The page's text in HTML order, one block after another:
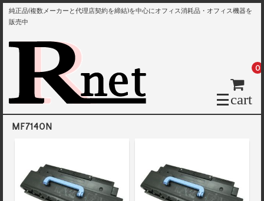
純正品(複数メーカーと代理店契約を締結)を中心にオフィス消耗品・オフィス機器を
販売中
cart
0
MF7140N